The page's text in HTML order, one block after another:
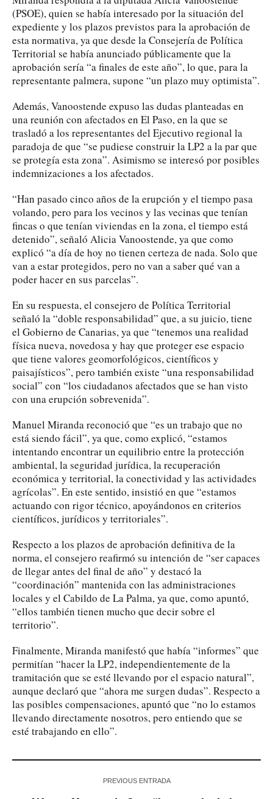
(PSOE), quien se había interesado por la situación del
expediente y los plazos previstos para la aprobación de
esta normativa, ya que desde la Consejería de Política
Territorial se había anunciado públicamente que la
aprobación sería “a finales de este año”, lo que, para la
representante palmera, supone “un plazo muy optimista”.
Además, Vanoostende expuso las dudas planteadas en
una reunión con afectados en El Paso, en la que se
trasladó a los representantes del Ejecutivo regional la
paradoja de que “se pudiese construir la LP2 a la par que
se protegía esta zona”. Asimismo se interesó por posibles
indemnizaciones a los afectados.
“Han pasado cinco años de la erupción y el tiempo pasa
volando, pero para los vecinos y las vecinas que tenían
fincas o que tenían viviendas en la zona, el tiempo está
detenido”, señaló Alicia Vanoostende, ya que como
explicó “a día de hoy no tienen certeza de nada. Solo que
van a estar protegidos, pero no van a saber qué van a
poder hacer en sus parcelas”.
En su respuesta, el consejero de Política Territorial
señaló la “doble responsabilidad” que, a su juicio, tiene
el Gobierno de Canarias, ya que “tenemos una realidad
física nueva, novedosa y hay que proteger ese espacio
que tiene valores geomorfológicos, científicos y
paisajísticos”, pero también existe “una responsabilidad
social” con “los ciudadanos afectados que se han visto
con una erupción sobrevenida”.
Manuel Miranda reconoció que “es un trabajo que no
está siendo fácil”, ya que, como explicó, “estamos
intentando encontrar un equilibrio entre la protección
ambiental, la seguridad jurídica, la recuperación
económica y territorial, la conectividad y las actividades
agrícolas”. En este sentido, insistió en que “estamos
actuando con rigor técnico, apoyándonos en criterios
científicos, jurídicos y territoriales”.
Respecto a los plazos de aprobación definitiva de la
norma, el consejero reafirmó su intención de “ser capaces
de llegar antes del final de año” y destacó la
“coordinación” mantenida con las administraciones
locales y el Cabildo de La Palma, ya que, como apuntó,
“ellos también tienen mucho que decir sobre el
territorio”.
Finalmente, Miranda manifestó que había “informes” que
permitían “hacer la LP2, independientemente de la
tramitación que se esté llevando por el espacio natural”,
aunque declaró que “ahora me surgen dudas”. Respecto a
las posibles compensaciones, apuntó que “no lo estamos
llevando directamente nosotros, pero entiendo que se
esté trabajando en ello”.
PREVIOUS ENTRADA